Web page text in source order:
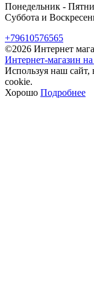
Понедельник -
Суббота и
+79610576565
©2026 Интернет
Интернет-магазин
Используя наш сайт,
cookie.
Хорошо Подробнее